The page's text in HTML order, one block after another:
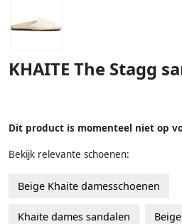
KHAITE The Stagg
Dit product is momenteel niet op
Bekijk relevante schoenen:
Beige Khaite damesschoenen
Khaite dames sandalen